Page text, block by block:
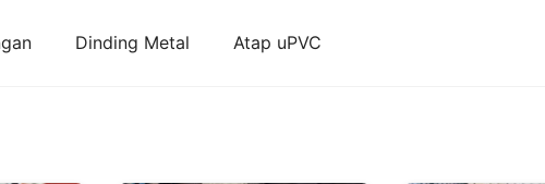
Dinding Metal Atap uPVC